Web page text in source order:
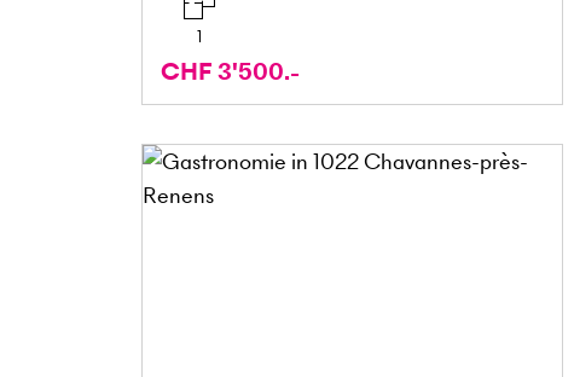
1
CHF 3'500.-